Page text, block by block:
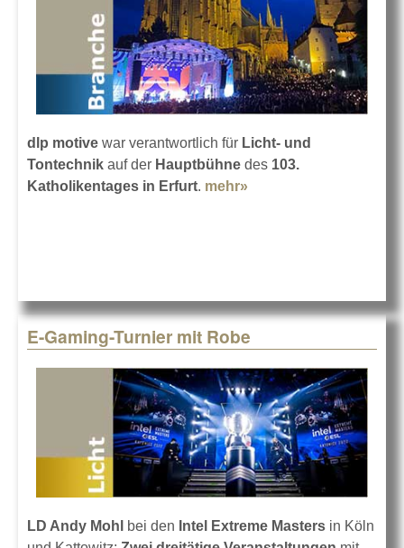
dlp motive war verantwortlich für Licht- und
Tontechnik auf der Hauptbühne des 103.
Katholikentages in Erfurt. mehr»
E-Gaming-Turnier mit Robe
LD Andy Mohl bei den Intel Extreme Masters in Köln